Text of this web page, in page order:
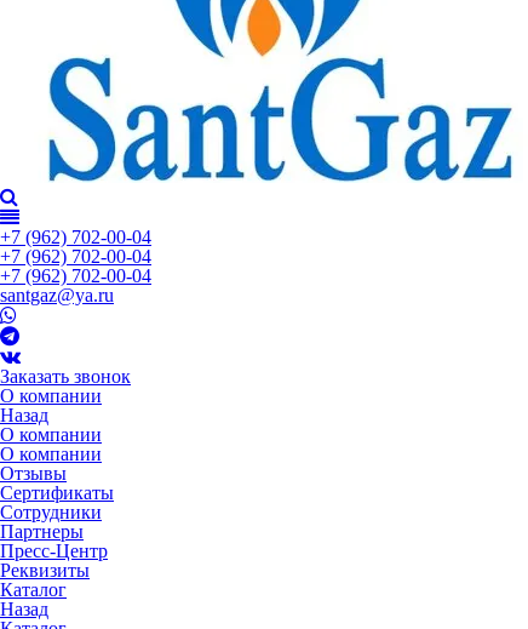
+7 (962) 702-00-04
+7 (962) 702-00-04
+7 (962) 702-00-04
santgaz@ya.ru
Заказать звонок
О компании
Назад
О компании
О компании
Отзывы
Сертификаты
Сотрудники
Партнеры
Пресс-Центр
Реквизиты
Каталог
Назад